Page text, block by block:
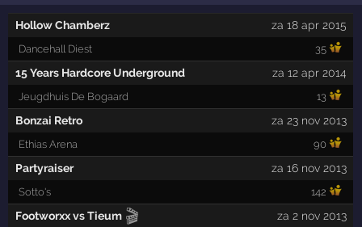
Hollow Chamberz za 18 apr 2015
Dancehall Diest 35
15 Years Hardcore Underground za 12 apr 2014
Jeugdhuis De Bogaard 13
Bonzai Retro za 23 nov 2013
Ethias Arena 90
Partyraiser za 16 nov 2013
Sotto's 142
Footworxx vs Tieum 🎬 za 2 nov 2013